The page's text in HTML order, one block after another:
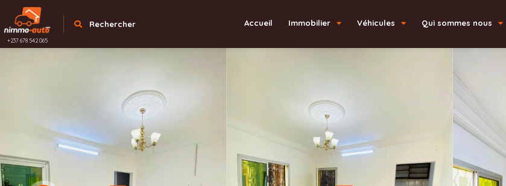
+237 678 542 065
Rechercher Accueil Immobilier Véhicules Qui sommes nous